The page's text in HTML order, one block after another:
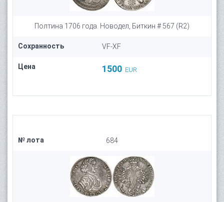
Полтина 1706 года. Новодел, Биткин # 567 (R2)
Сохранность VF-XF
Цена 1500 EUR
№ лота 684